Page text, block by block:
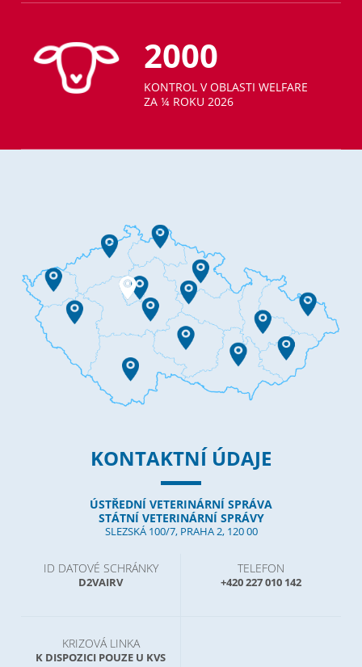
2000
KONTROL V OBLASTI WELFARE
ZA ¼ ROKU 2026
KONTAKTNÍ ÚDAJE
ÚSTŘEDNÍ VETERINÁRNÍ SPRÁVA
STÁTNÍ VETERINÁRNÍ SPRÁVY
SLEZSKÁ 100/7, PRAHA 2, 120 00
ID DATOVÉ SCHRÁNKY
D2VAIRV
TELEFON
+420 227 010 142
KRIZOVÁ LINKA
K DISPOZICI POUZE U KVS